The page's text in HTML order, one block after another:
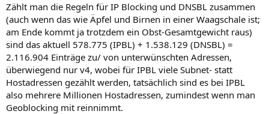
Zählt man die Regeln für IP Blocking und DNSBL zusammen
(auch wenn das wie Äpfel und Birnen in einer Waagschale ist;
am Ende kommt ja trotzdem ein Obst-Gesamtgewicht raus)
sind das aktuell 578.775 (IPBL) + 1.538.129 (DNSBL) =
2.116.904 Einträge zu/ von unterwünschten Adressen,
überwiegend nur v4, wobei für IPBL viele Subnet- statt
Hostadressen gezählt werden, tatsächlich sind es bei IPBL
also mehrere Millionen Hostadressen, zumindest wenn man
Geoblocking mit reinnimmt.